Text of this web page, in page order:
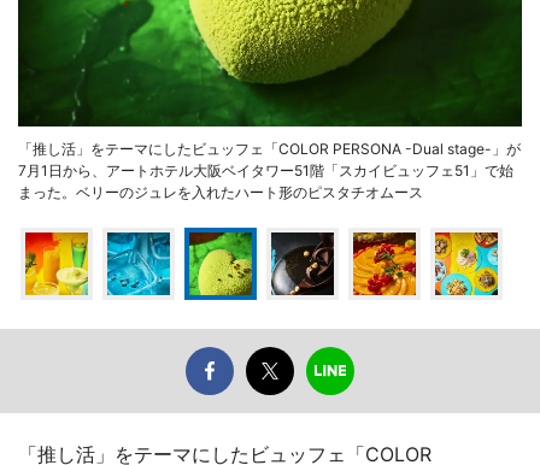
「推し活」をテーマにしたビュッフェ「COLOR PERSONA -Dual stage-」が
7月1日から、アートホテル大阪ベイタワー51階「スカイビュッフェ51」で始
まった。ベリーのジュレを入れたハート形のピスタチオムース
「推し活」をテーマにしたビュッフェ「COLOR